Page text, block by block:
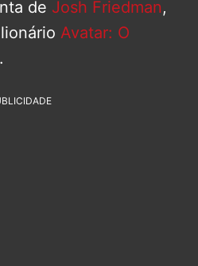
de Josh Friedman,
Avatar: O
.